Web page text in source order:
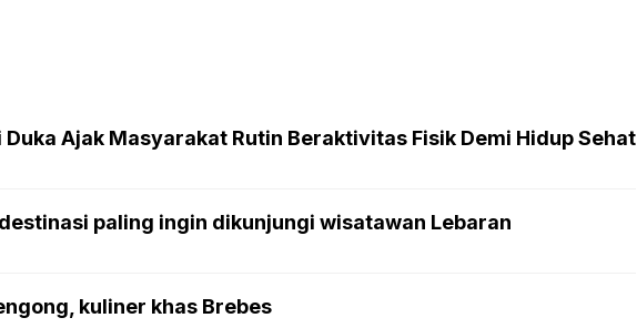
Ajak Masyarakat Rutin Beraktivitas Fisik Demi Hidup Sehat
paling ingin dikunjungi wisatawan Lebaran
kuliner khas Brebes